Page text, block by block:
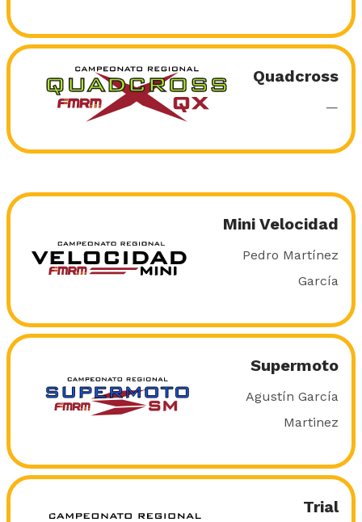
Quadcross
—
Mini Velocidad
Pedro Martínez
García
Supermoto
Agustín García
Martinez
Trial